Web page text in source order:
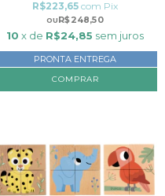
R$248,50
R$223,65 com Pix
10 x de R$24,85 sem juros
PRONTA ENTREGA